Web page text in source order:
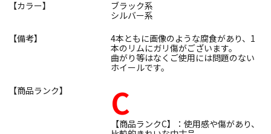
【カラー】
ブラック系
シルバー系
【備考】
4本ともに画像のような腐食があり、1
本のリムにガリ傷がございます。
曲がり等はなくご使用には問題のない
ホイールです。
【商品ランク】
C
【商品ランクC】：使用感や傷があり、